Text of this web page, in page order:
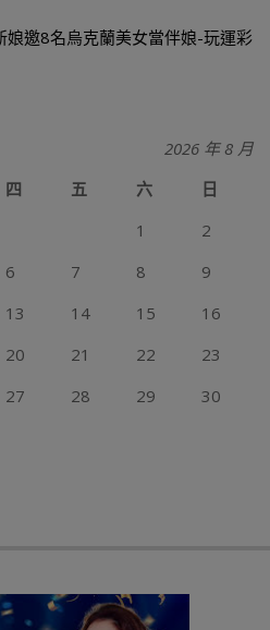
邀8名烏克蘭美女當伴娘-玩運彩
2026 年 8 月
四 五 六
日
1
2
6 7 8
9
13 14 15
16
20 21 22
23
27 28 29
30